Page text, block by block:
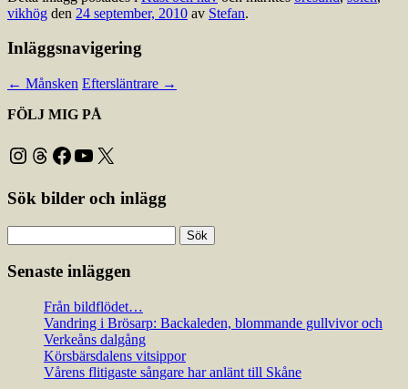
vikhög den 24 september, 2010 av Stefan.
Inläggsnavigering
← Månsken Eftersläntrare →
FÖLJ MIG PÅ
Instagram
Threads
Facebook
YouTube
X
Sök bilder och inlägg
efter:
Senaste inläggen
Från bildflödet…
Vandring i Brösarp: Backaleden, blommande gullvivor och
Verkeåns dalgång
Körsbärsdalens vitsippor
Vårens flitigaste sångare har anlänt till Skåne